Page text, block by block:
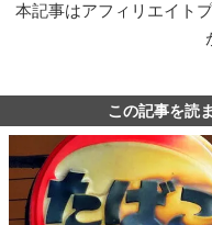
本記事はアフィリエイト
この記事を読